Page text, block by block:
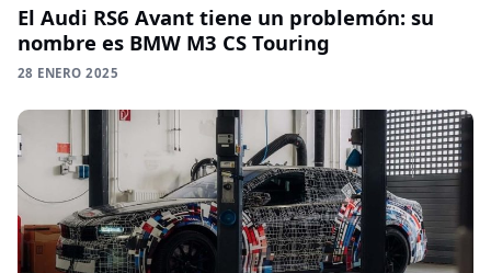
El Audi RS6 Avant tiene un problemón: su
nombre es BMW M3 CS Touring
28 ENERO 2025